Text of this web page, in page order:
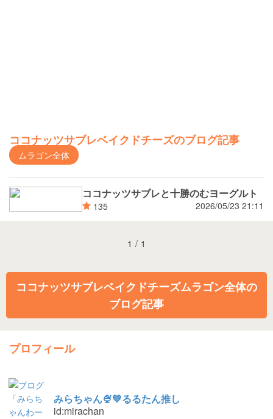
ココナッツサブレベイクドチーズのブログ記事
ムラゴン全体
ココナッツサブレと十勝のむヨーグルト
135 2026/05/23 21:11
1 / 1
ココナッツサブレベイクドチーズムラゴン全体の
ブログ記事
プロフィール
みらちゃん🍨💚るるたん推し
id:mirachan